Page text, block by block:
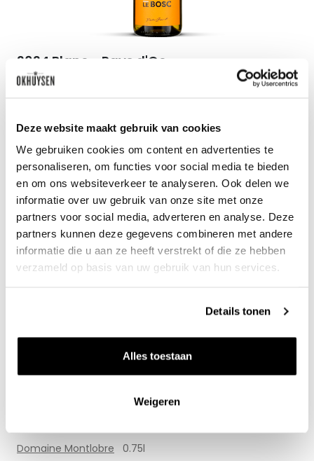
Deze website maakt gebruik van cookies
We gebruiken cookies om content en advertenties te
personaliseren, om functies voor social media te bieden
en om ons websiteverkeer te analyseren. Ook delen we
informatie over uw gebruik van onze site met onze
partners voor social media, adverteren en analyse. Deze
partners kunnen deze gegevens combineren met andere
informatie die u aan ze heeft verstrekt of die ze hebben
verzameld op basis van uw gebruik van hun services.
Details tonen
Alles toestaan
Weigeren
2024 Blanc - Pays d'Oc
Le Bosc
Zet
Domaine Montlobre 0.75l